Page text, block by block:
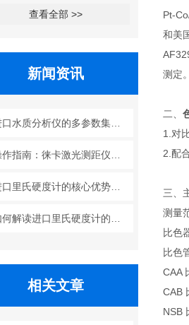
查看全部 >>
新闻资讯
进口水质分析仪的多参数集成检测技术与系统维护策略
进口里氏硬度计的核心优势：精度、耐用性与多功能性
相关文章
Pt-
和美
测定。
二、
1.对
2.配
三、
测量
比色
比色
CAA
CAB
NSB